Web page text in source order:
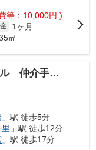
等：10,000円 )
1ヶ月
㎡
手数料無料
」駅 徒歩5分
」駅 徒歩12分
」駅 徒歩17分